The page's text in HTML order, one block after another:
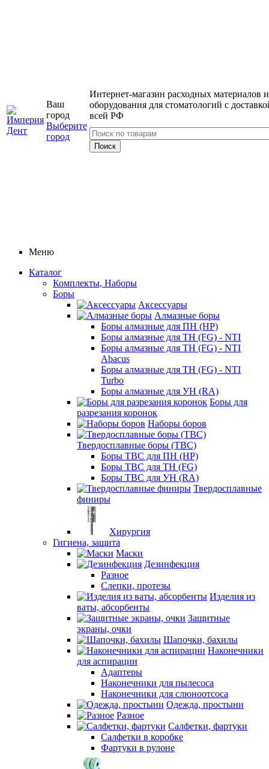
Ваш
город
Выберите
город
Интернет-магазин расходных материалов и
оборудования для стоматологий с
всей РФ
Меню
Каталог
Комплекты, Наборы
Боры
Аксессуары
Алмазные боры
Боры алмазные для ПН (HP)
Боры алмазные для ТН (FG) - NTI
Боры алмазные для ТН (FG) - NTI
Abacus
Боры алмазные для ТН (FG) - NTI
Turbo
Боры алмазные для УН (RA)
Боры для
разрезания коронок
Наборы боров
Твердосплавные боры (ТВС)
Боры ТВС для ПН (HP)
Боры ТВС для ТН (FG)
Боры ТВС для УН (RA)
Твердосплавные
финиры
Хирургия
Гигиена, защита
Маски
Дезинфекция
Разное
Слепки, протезы
Изделия из
ваты, абсорбенты
Защитные
экраны, очки
Шапочки, бахилы
Наконечники
для аспирации
Адаптеры
Наконечники для пылесоса
Наконечники для слюноотсоса
Одежда, простыни
Разное
Салфетки, фартуки
Салфетки в коробке
Фартуки в рулоне